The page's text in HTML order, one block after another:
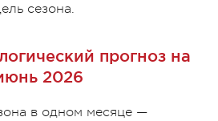
сезона.
прогноз на
2026
в одном месяце —